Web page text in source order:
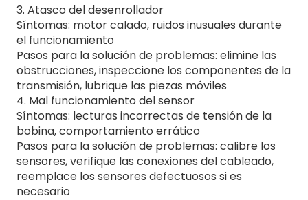
3. Atasco del desenrollador
Síntomas: motor calado, ruidos inusuales durante
el funcionamiento
Pasos para la solución de problemas: elimine las
obstrucciones, inspeccione los componentes de la
transmisión, lubrique las piezas móviles
4. Mal funcionamiento del sensor
Síntomas: lecturas incorrectas de tensión de la
bobina, comportamiento errático
Pasos para la solución de problemas: calibre los
sensores, verifique las conexiones del cableado,
reemplace los sensores defectuosos si es
necesario